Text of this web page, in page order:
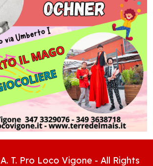
T. Pro Loco Vigone - All Rights